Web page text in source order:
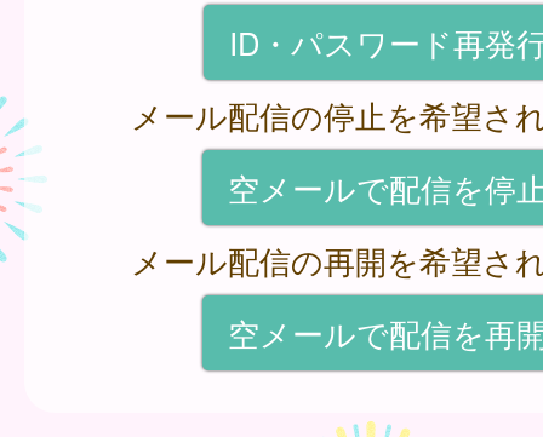
ID・パスワード再発
メール配信の停止を希望さ
空メールで配信を停
メール配信の再開を希望さ
空メールで配信を再